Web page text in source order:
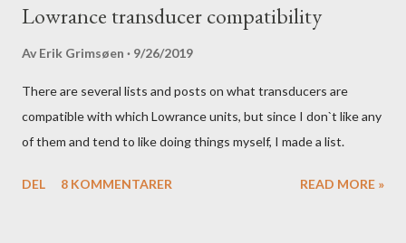
Lowrance transducer compatibility
Av Erik Grimsøen 9/26/2019
There are several lists and posts on what transducers are
compatible with which Lowrance units, but since I don`t like any
of them and tend to like doing things myself, I made a list.
DEL 8 KOMMENTARER READ MORE »